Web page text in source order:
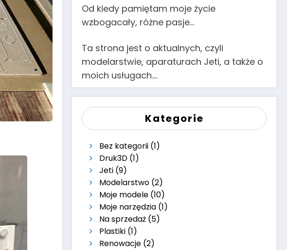
Od kiedy pamiętam moje życie
wzbogacały, różne pasje…
Ta strona jest o aktualnych, czyli
modelarstwie, aparaturach Jeti, a także o
moich usługach….
Kategorie
Bez kategorii (1)
Druk3D (1)
Jeti (9)
Modelarstwo (2)
Moje modele (10)
Moje narzędzia (1)
Na sprzedaż (5)
Plastiki (1)
Renowacje (2)